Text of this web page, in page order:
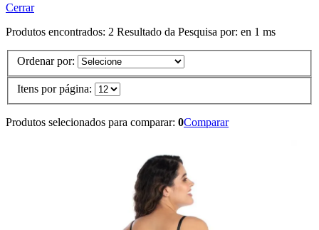
Cerrar
Produtos encontrados: 2 Resultado da Pesquisa por: en 1 ms
Ordenar por:
Itens por página:
Produtos selecionados para comparar: 0Comparar